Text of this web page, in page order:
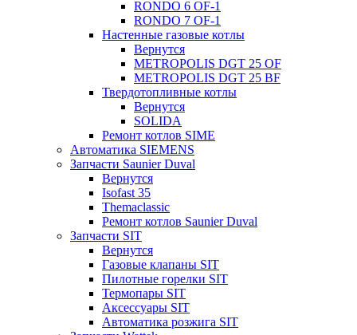
RONDO 6 OF-1
RONDO 7 OF-1
Настенные газовые котлы
Вернутся
METROPOLIS DGT 25 OF
METROPOLIS DGT 25 BF
Твердотопливные котлы
Вернутся
SOLIDA
Ремонт котлов SIME
Автоматика SIEMENS
Запчасти Saunier Duval
Вернутся
Isofast 35
Themaclassic
Ремонт котлов Saunier Duval
Запчасти SIT
Вернутся
Газовые клапаны SIT
Пилотные горелки SIT
Термопары SIT
Аксессуары SIT
Автоматика розжига SIT